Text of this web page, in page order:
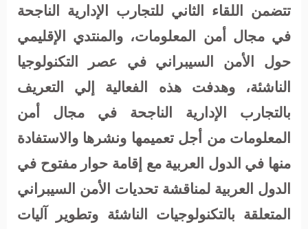
تتضمن اللقاء الثاني للتجارب الإدارية الناجحة
في مجال أمن المعلومات، والمنتدي الإقليمي
حول الأمن السيبراني في عصر التكنولوجيا
الناشئة، وهدفت هذه الفعالية إلي التعريف
بالتجارب الإدارية الناجحة في مجال أمن
المعلومات من أجل تعميمها ونشرها والاستفادة
منها في الدول العربية مع إقامة حوار مفتوح في
الدول العربية لمناقشة تحديات الأمن السيبراني
المتعلقة بالتكنولوجيات الناشئة وتطوير آليات